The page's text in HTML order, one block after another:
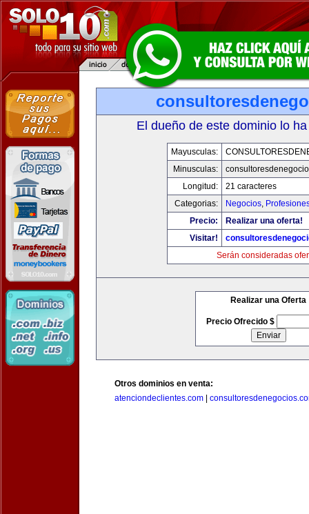
El dueño de este dominio lo
Mayusculas:
Minusculas:
Longitud:
21 caracteres
Categorias:
Negocios,
Precio:
Realizar una oferta!
Visitar!
Serán consideradas
Realizar una Oferta
Precio Ofrecido $
Otros dominios en venta:
atenciondeclientes.com